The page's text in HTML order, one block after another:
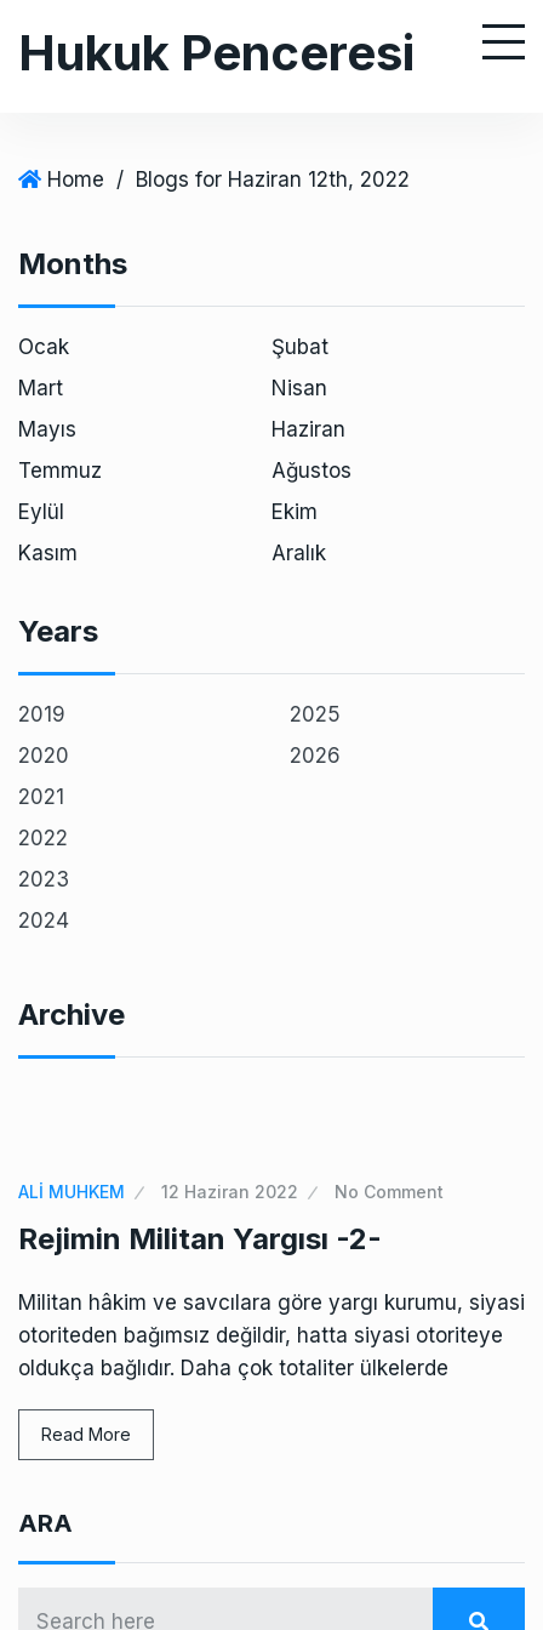
Hukuk Penceresi
Home / Blogs for Haziran 12th, 2022
Months
Ocak
Şubat
Mart
Nisan
Mayıs
Haziran
Temmuz
Ağustos
Eylül
Ekim
Kasım
Aralık
Years
2019
2020
2021
2022
2023
2024
2025
2026
Archive
ALİ MUHKEM 12 Haziran 2022 No Comment
Rejimin Militan Yargısı -2-
Militan hâkim ve savcılara göre yargı kurumu, siyasi
otoriteden bağımsız değildir, hatta siyasi otoriteye
oldukça bağlıdır. Daha çok totaliter ülkelerde
Read More
ARA